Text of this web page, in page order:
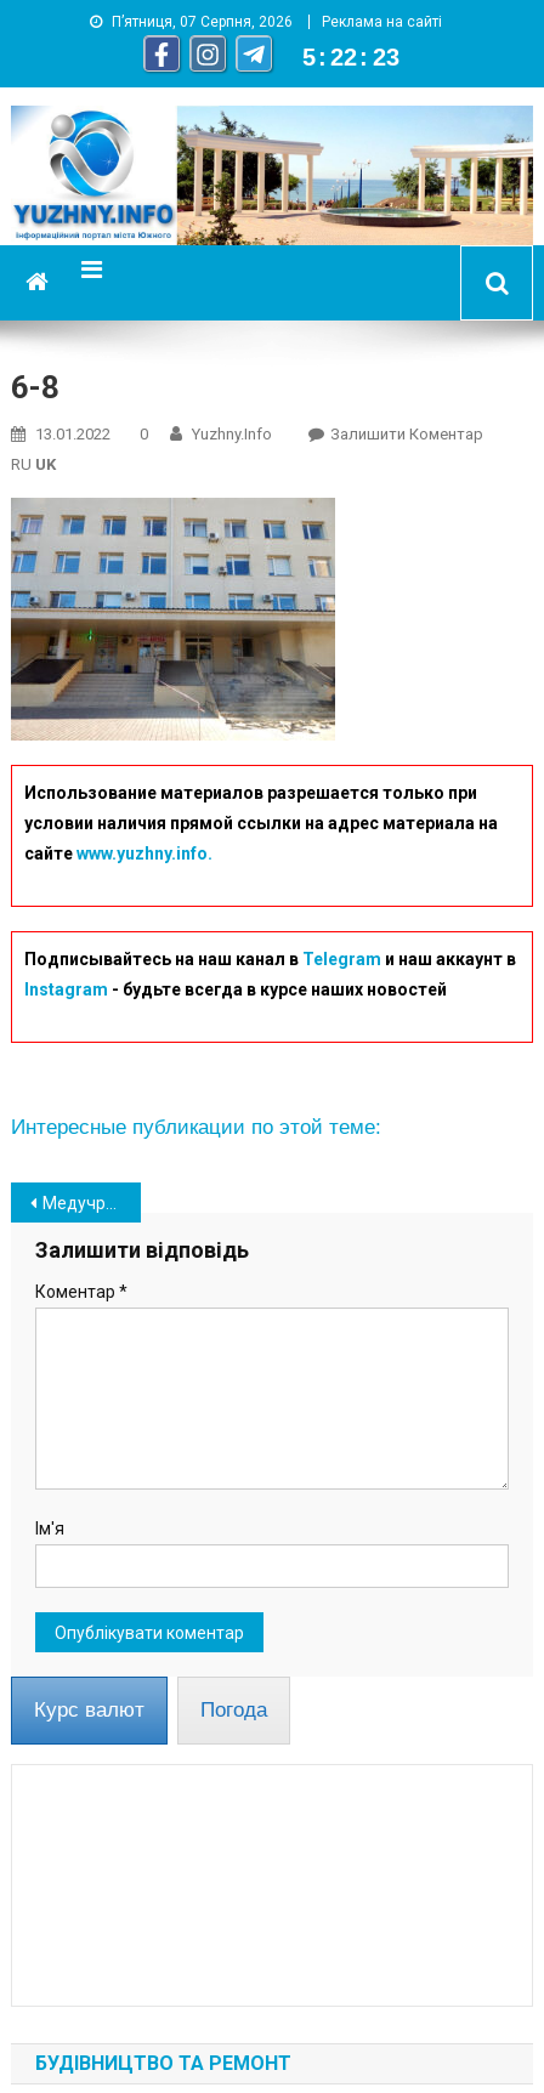
П’ятниця, 07 Серпня, 2026 Реклама на сайті
5 : 22 : 23
YUZHNY.INFO
информационный портал города Южный
6-8
13.01.2022 0 Yuzhny.info Залишити КоментарOn
RU UK
Использование материалов разрешается только при
условии наличия прямой ссылки на адрес материала на
сайтеwww.yuzhny.info.
Подписывайтесь на наш канал в Telegram и наш аккаунт в
Instagram - будьте всегда в курсе наших новостей
Интересные публикации по этой теме:
Навігація
записів
Медучреждения Южного ремонтируют согласно инклюзивным требованиям
Залишити відповідь
Коментар *
Ім'я
Курс валют Погода
БУДІВНИЦТВО ТА РЕМОНТ